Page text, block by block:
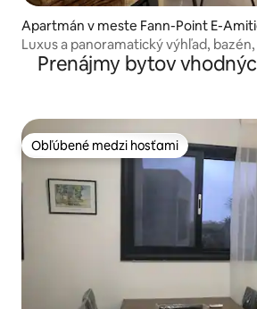
Apartmán v meste Fann-Point E-
Luxus a panoramatický výhľad,
bezpečnosť
Prenájmy bytov
Obľúbené medzi hosťami
Obľúbené medzi hosťami